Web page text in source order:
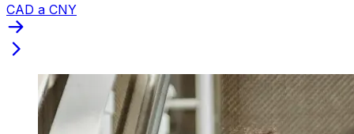
CAD a CNY